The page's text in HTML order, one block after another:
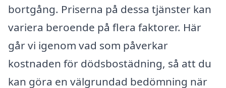
bortgång. Priserna på dessa tjänster kan
variera beroende på flera faktorer. Här
går vi igenom vad som påverkar
kostnaden för dödsbostädning, så att du
kan göra en välgrundad bedömning när